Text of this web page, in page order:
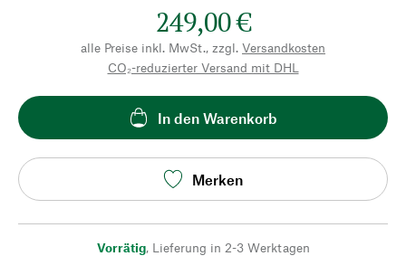
249,00 €
alle Preise inkl. MwSt., zzgl. Versandkosten
CO₂-reduzierter Versand mit DHL
In den Warenkorb
Merken
Vorrätig, Lieferung in 2-3 Werktagen